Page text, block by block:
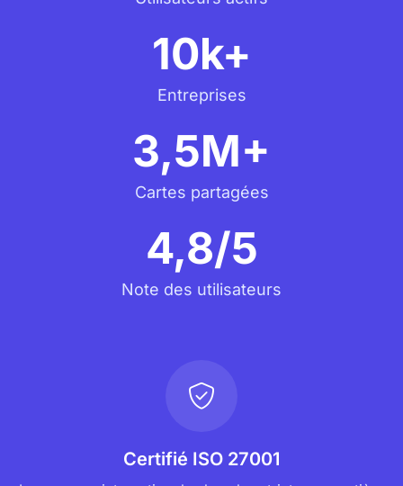
10k+
Entreprises
3,5M+
Cartes partagées
4,8/5
Note des utilisateurs
Certifié ISO 27001